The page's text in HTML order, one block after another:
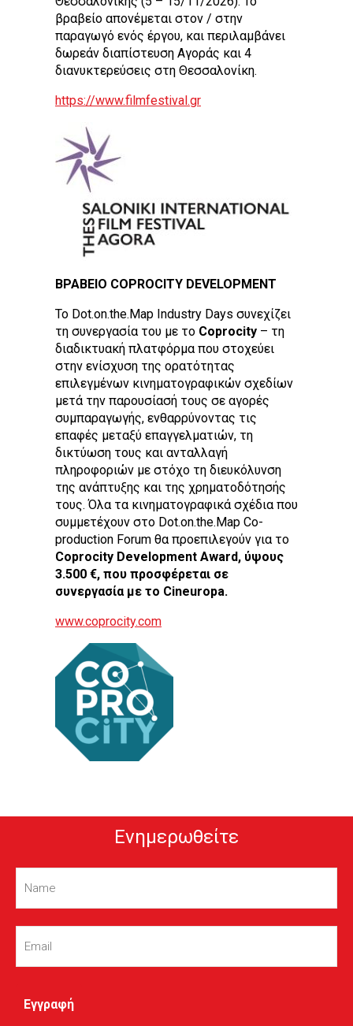
βραβείο απονέμεται στον / στην
παραγωγό ενός έργου, και περιλαμβάνει
δωρεάν διαπίστευση Αγοράς και 4
διανυκτερεύσεις στη Θεσσαλονίκη.
https://www.filmfestival.gr
ΒΡΑΒΕΙΟ COPROCITY DEVELOPMENT
Το Dot.on.the.Map Industry Days συνεχίζει
τη συνεργασία του με το Coprocity – τη
διαδικτυακή πλατφόρμα που στοχεύει
στην ενίσχυση της ορατότητας
επιλεγμένων κινηματογραφικών σχεδίων
μετά την παρουσίασή τους σε αγορές
συμπαραγωγής, ενθαρρύνοντας τις
επαφές μεταξύ επαγγελματιών, τη
δικτύωση τους και ανταλλαγή
πληροφοριών με στόχο τη διευκόλυνση
της ανάπτυξης και της χρηματοδότησής
τους. Όλα τα κινηματογραφικά σχέδια που
συμμετέχουν στο Dot.on.the.Map Co-
production Forum θα προεπιλεγούν για το
Coprocity Development Award, ύψους
3.500 €, που προσφέρεται σε
συνεργασία με το Cineuropa.
www.coprocity.com
Ενημερωθείτε
Name
Email